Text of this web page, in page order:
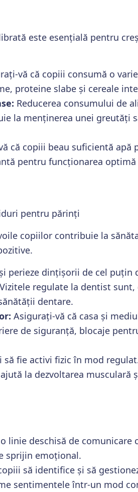
este esențială pentru
vă că copiii consumă o
proteine slabe și cereale
Reducerea consumului de
la menținerea unei greutăți
că copiii beau suficientă apă
pentru funcționarea
pentru părinți
copiilor contribuie la
perieze dințișorii de cel puțin
regulate la dentist sunt,
dentare.
Asigurați-vă că casa și
de siguranță, blocaje
fie activi fizic în mod
la dezvoltarea musculară
linie deschisă de comunicare
sprijin emoțional.
să identifice și să
sentimentele într-un mod